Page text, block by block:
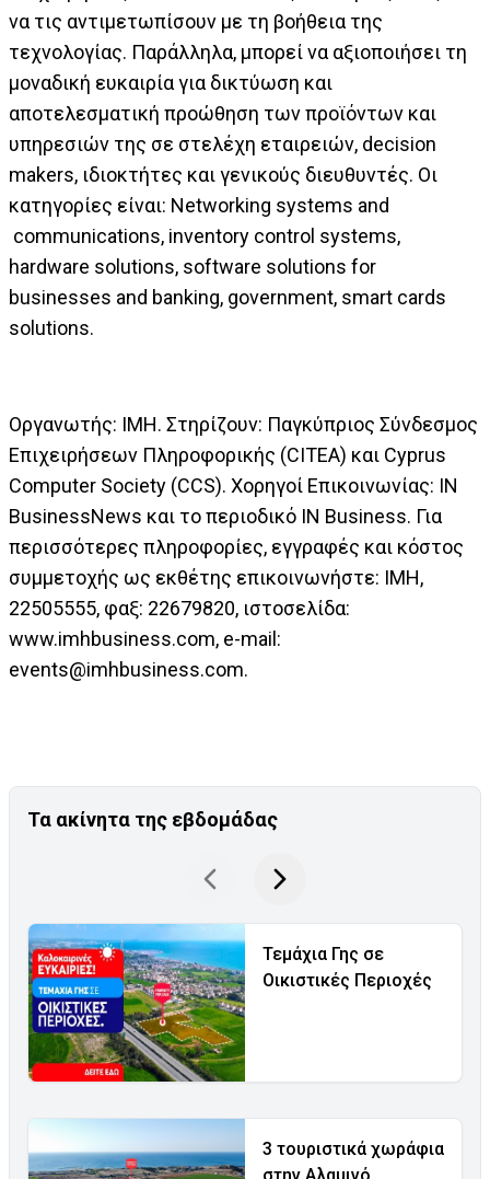
να τις αντιμετωπίσουν με τη βοήθεια της
τεχνολογίας. Παράλληλα, μπορεί να αξιοποιήσει τη
μοναδική ευκαιρία για δικτύωση και
αποτελεσματική προώθηση των προϊόντων και
υπηρεσιών της σε στελέχη εταιρειών, decision
makers, ιδιοκτήτες και γενικούς διευθυντές. Οι
κατηγορίες είναι: Νetworking systems and
communications, inventory control systems,
hardware solutions, software solutions for
businesses and banking, government, smart cards
solutions.
Οργανωτής: IMH. Στηρίζουν: Παγκύπριος Σύνδεσμος
Επιχειρήσεων Πληροφορικής (CITEΑ) και Cyprus
Computer Society (CCS). Χορηγοί Επικοινωνίας: IN
BusinessNews και το περιοδικό IN Business. Για
περισσότερες πληροφορίες, εγγραφές και κόστος
συμμετοχής ως εκθέτης επικοινωνήστε: IMH,
22505555, φαξ: 22679820, ιστοσελίδα:
www.imhbusiness.com, e-mail:
events@imhbusiness.com.
Τα ακίνητα της εβδομάδας
Τεμάχια Γης σε
Οικιστικές Περιοχές
3 τουριστικά χωράφια